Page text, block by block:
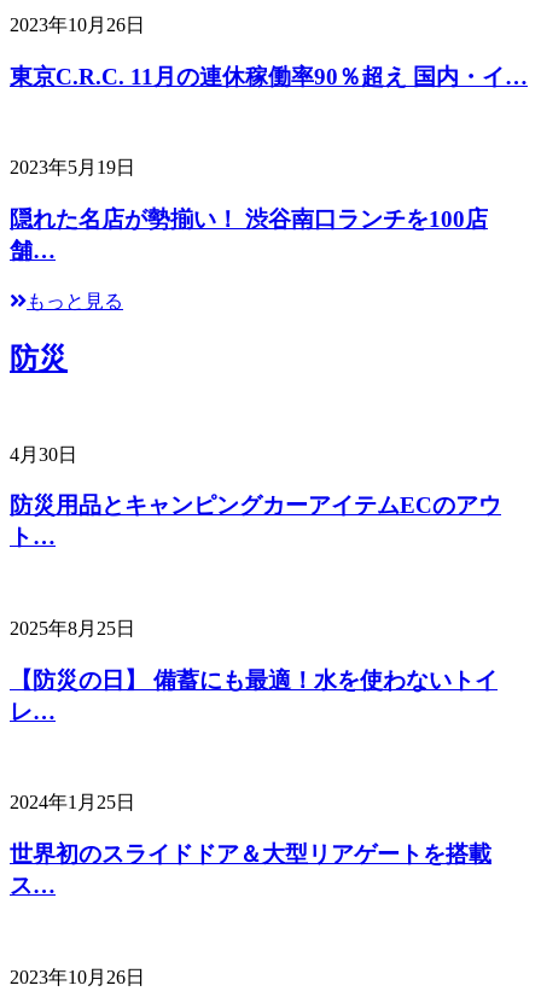
2023年10月26日
東京C.R.C. 11月の連休稼働率90％超え 国内・イ…
2023年5月19日
隠れた名店が勢揃い！ 渋谷南口ランチを100店
舗…
もっと見る
防災
4月30日
防災用品とキャンピングカーアイテムECのアウ
ト…
2025年8月25日
【防災の日】 備蓄にも最適！水を使わないトイ
レ…
2024年1月25日
世界初のスライドドア＆大型リアゲートを搭載
ス…
2023年10月26日